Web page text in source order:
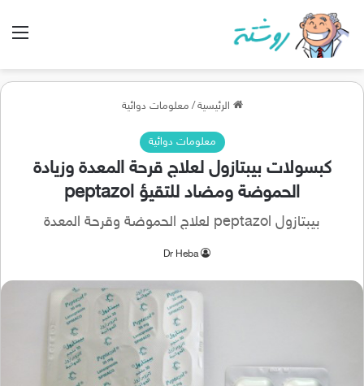
الرئيسية / معلومات دوائية
معلومات دوائية
كبسولات بيبتازول لعلاج قرحة المعدة وزيادة
الحموضة ومضاد للتقيؤ peptazol
بيبتازول peptazol لعلاج الحموضة وقرحة المعدة
Dr Heba